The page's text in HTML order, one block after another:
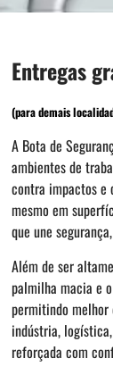
Entregas
(para demais
A Bota de
ambientes de
contra impactos e
mesmo em
que une
Além de ser
palmilha macia e
permitindo melhor
indústria,
reforçada com